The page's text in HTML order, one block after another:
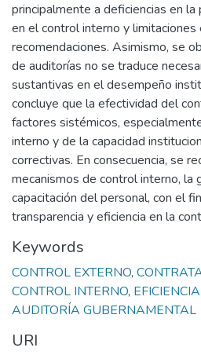
principalmente a deficiencias en la
en el control interno y
recomendaciones. Asimismo, se
de auditorías no se traduce
sustantivas en el desempeño
concluye que la efectividad del
factores sistémicos,
interno y de la capacidad
correctivas. En consecuencia, se
mecanismos de control interno, la
capacitación del personal, con el
transparencia y eficiencia en la
Keywords
CONTROL EXTERNO,
CONTROL INTERNO,
AUDITORÍA GUBERNAMENTAL
URI